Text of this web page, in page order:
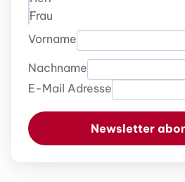
Frau
Vorname
Nachname
E-Mail Adresse
Newsletter